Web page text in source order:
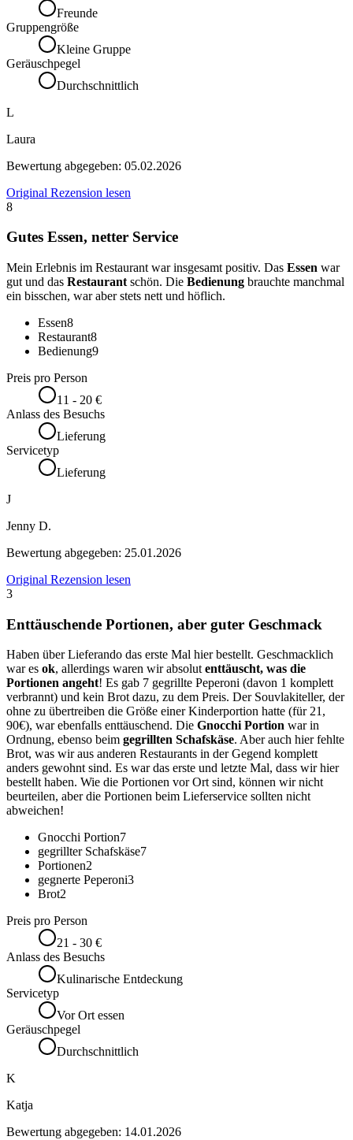
Freunde
Gruppengröße
Kleine Gruppe
Geräuschpegel
Durchschnittlich
L
Laura
Bewertung abgegeben: 05.02.2026
Original Rezension lesen
8
Gutes Essen, netter Service
Mein Erlebnis im Restaurant war insgesamt positiv. Das Essen war
gut und das Restaurant schön. Die Bedienung brauchte manchmal
ein bisschen, war aber stets nett und höflich.
Essen8
Restaurant8
Bedienung9
Preis pro Person
11 - 20 €
Anlass des Besuchs
Lieferung
Servicetyp
Lieferung
J
Jenny D.
Bewertung abgegeben: 25.01.2026
Original Rezension lesen
3
Enttäuschende Portionen, aber guter Geschmack
Haben über Lieferando das erste Mal hier bestellt. Geschmacklich
war es ok, allerdings waren wir absolutenttäuscht, was die
Portionen angeht! Es gab 7 gegrillte Peperoni (davon 1 komplett
verbrannt) und kein Brot dazu, zu dem Preis. Der Souvlakiteller, der
ohne zu übertreiben die Größe einer Kinderportion hatte (für 21,
90€), war ebenfalls enttäuschend. Die Gnocchi Portion war in
Ordnung, ebenso beim gegrillten Schafskäse. Aber auch hier fehlte
Brot, was wir aus anderen Restaurants in der Gegend komplett
anders gewohnt sind. Es war das erste und letzte Mal, dass wir hier
bestellt haben. Wie die Portionen vor Ort sind, können wir nicht
beurteilen, aber die Portionen beim Lieferservice sollten nicht
abweichen!
Gnocchi Portion7
gegrillter Schafskäse7
Portionen2
gegnerte Peperoni3
Brot2
Preis pro Person
21 - 30 €
Anlass des Besuchs
Kulinarische Entdeckung
Servicetyp
Vor Ort essen
Geräuschpegel
Durchschnittlich
K
Katja
Bewertung abgegeben: 14.01.2026